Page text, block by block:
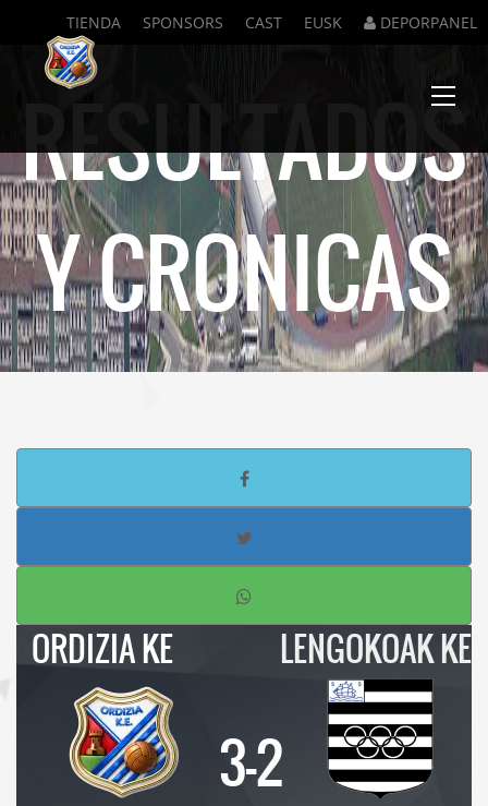
TIENDA SPONSORS CAST EUSK DEPORPANEL
Menu
RESULTADOS
Y CRONICAS
ORDIZIA KE LENGOKOAK KE
3-2